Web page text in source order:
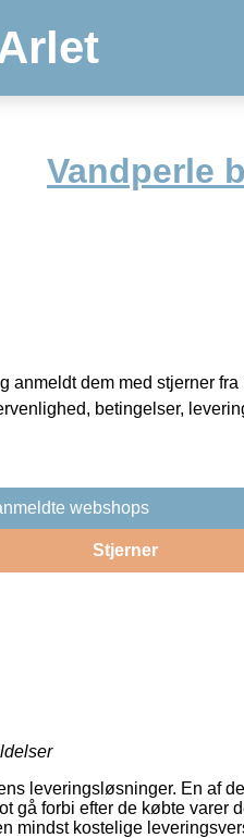
Vandperle
dem med stjerner fra
betingelser,
webshops
Stjerner
leveringsløsninger. En af
gå forbi efter de købte varer
kostelige